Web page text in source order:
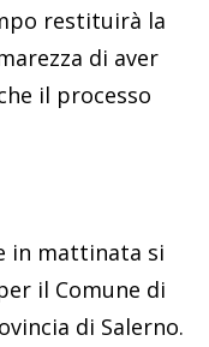
restituirà la
di aver
il processo
in mattinata si
il Comune di
di Salerno.